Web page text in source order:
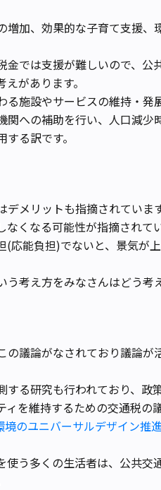
増加、効果的な子育て支援、
金では支援が難しいので、公
があります。
施設やサービスの維持・発
関への補助を行い、人口減
る訳です。
デメリットも指摘されていま
くなる可能性が指摘されてい
(応能負担)でないと、景気が
う考え方をみなさんはどう考
の議論がなされており議論が
する研究も行われており、政
ィを維持するための交通税の
境のユニバーサルデザイン推
使う多くの生活者は、公共交